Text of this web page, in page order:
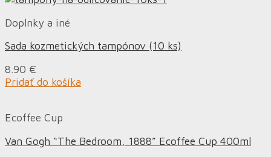
Doplnky a iné
Sada kozmetických tampónov (10 ks)
8.90 €
Pridať do košíka
Ecoffee Cup
Van Gogh “The Bedroom, 1888” Ecoffee Cup 400ml